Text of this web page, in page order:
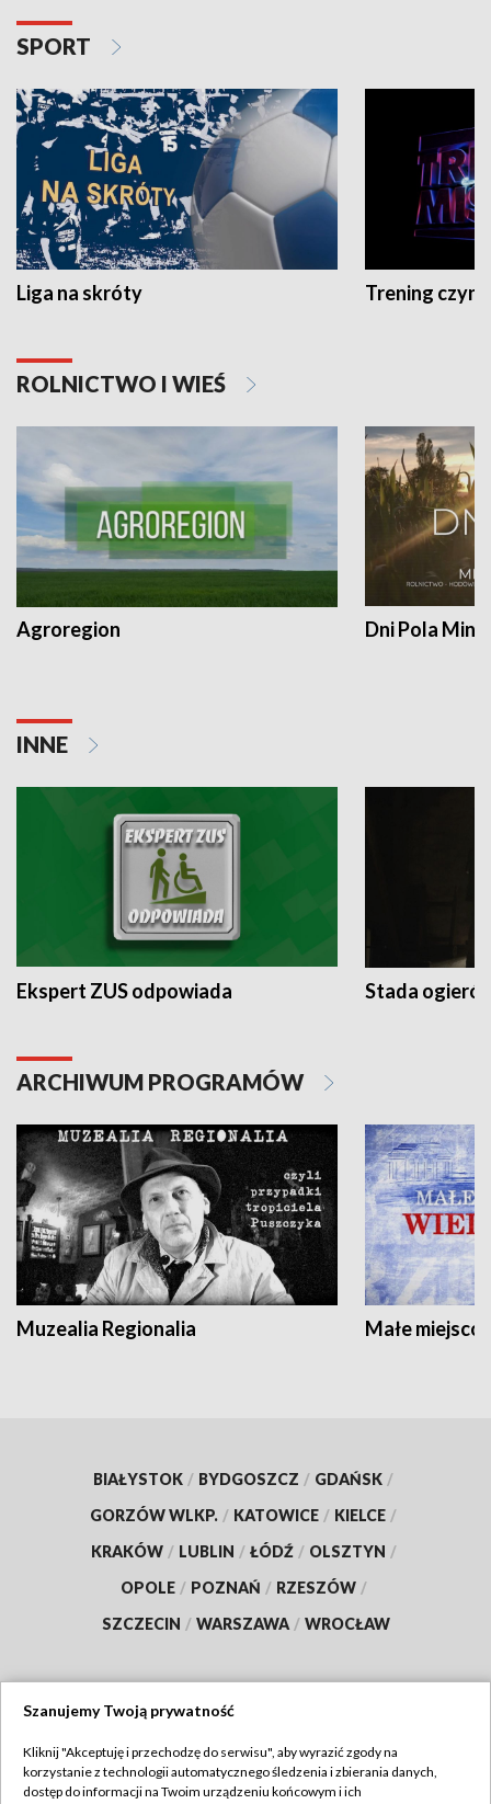
SPORT
Liga na skróty Trening czyni
ROLNICTWO I WIEŚ
Agroregion Dni Pola
INNE
Ekspert ZUS odpowiada Stada
ARCHIWUM PROGRAMÓW
Muzealia Regionalia Małe
BIAŁYSTOK / BYDGOSZCZ / GDAŃSK /
GORZÓW WLKP. / KATOWICE / KIELCE /
KRAKÓW / LUBLIN / ŁÓDŹ / OLSZTYN /
OPOLE / POZNAŃ / RZESZÓW /
SZCZECIN / WARSZAWA / WROCŁAW
TVP
Szanujemy Twoją prywatność
Kliknij "Akceptuję i przechodzę do serwisu", aby wyrazić zgody na
korzystanie z technologii automatycznego śledzenia i zbierania danych,
dostęp do informacji na Twoim urządzeniu końcowym i ich